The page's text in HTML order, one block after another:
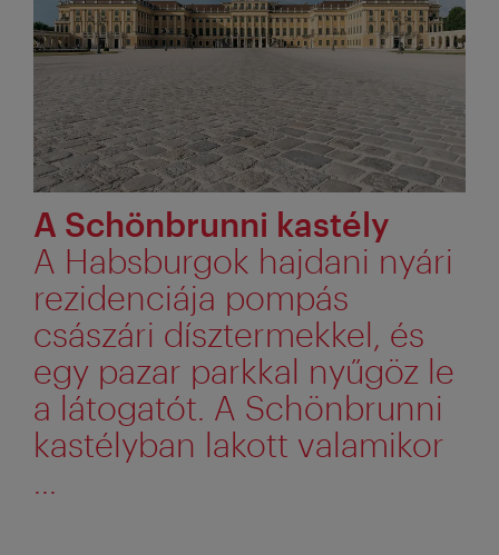
A Schönbrunni kastély
A Habsburgok hajdani nyári
rezidenciája pompás
császári dísztermekkel, és
egy pazar parkkal nyűgöz le
a látogatót. A Schönbrunni
kastélyban lakott valamikor
...